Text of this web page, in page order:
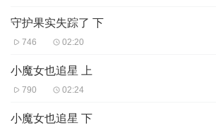
守护果实失踪了 下
746 02:20
小魔女也追星 上
790 02:24
小魔女也追星 下